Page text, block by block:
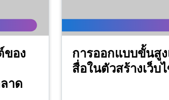
ของ
าด
การออกแบบขั้นสู
สื่อในตัวสร้างเว็บ